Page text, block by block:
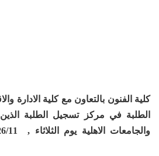
كلية الفنون بالتعاون مع كلية الادارة
الطلبة في مركز تسجيل الطلبة